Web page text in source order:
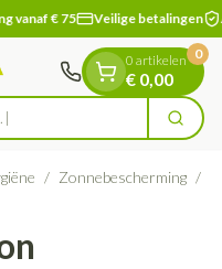
vanaf € 75 Veilige betalingen
Zoek
0 artikelen
€ 0,00
0
/ Zonnebescherming /